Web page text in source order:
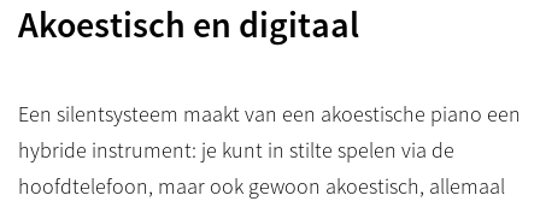
Akoestisch en digitaal
Een silentsysteem maakt van een akoestische piano een
hybride instrument: je kunt in stilte spelen via de
hoofdtelefoon, maar ook gewoon akoestisch, allemaal